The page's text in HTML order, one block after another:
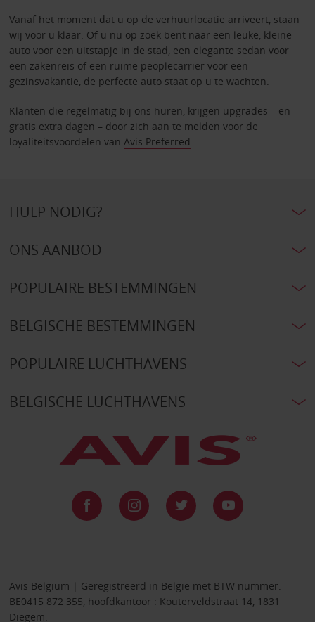
Vanaf het moment dat u op de verhuurlocatie arriveert, staan
wij voor u klaar. Of u nu op zoek bent naar een leuke, kleine
auto voor een uitstapje in de stad, een elegante sedan voor
een zakenreis of een ruime peoplecarrier voor een
gezinsvakantie, de perfecte auto staat op u te wachten.
Klanten die regelmatig bij ons huren, krijgen upgrades – en
gratis extra dagen – door zich aan te melden voor de
loyaliteitsvoordelen van Avis Preferred
HULP NODIG?
ONS AANBOD
POPULAIRE BESTEMMINGEN
BELGISCHE BESTEMMINGEN
POPULAIRE LUCHTHAVENS
BELGISCHE LUCHTHAVENS
Avis Belgium | Geregistreerd in België met BTW nummer:
BE0415 872 355, hoofdkantoor : Kouterveldstraat 14, 1831
Diegem.